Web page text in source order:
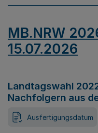
MB.NRW
15.07.2026
Landtagswahl
Nachfolgern aus
Ausfertigungsdatum